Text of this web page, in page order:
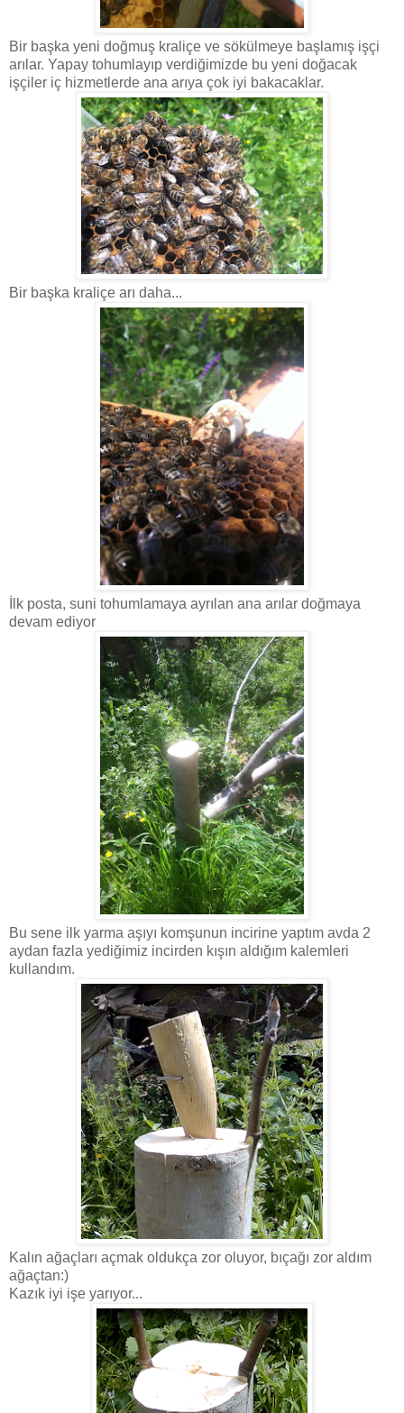
Bir başka yeni doğmuş kraliçe ve sökülmeye başlamış işçi
arılar. Yapay tohumlayıp verdiğimizde bu yeni doğacak
işçiler iç hizmetlerde ana arıya çok iyi bakacaklar.
Bir başka kraliçe arı daha...
İlk posta, suni tohumlamaya ayrılan ana arılar doğmaya
devam ediyor
Bu sene ilk yarma aşıyı komşunun incirine yaptım avda 2
aydan fazla yediğimiz incirden kışın aldığım kalemleri
kullandım.
Kalın ağaçları açmak oldukça zor oluyor, bıçağı zor aldım
ağaçtan:)
Kazık iyi işe yarıyor...